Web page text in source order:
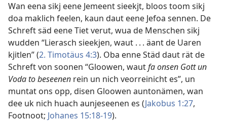
Wan eena sikj eene Jemeent sieekjt, bloos toom sikj
doa maklich feelen, kaun daut eene Jefoa sennen. De
Schreft säd eene Tiet verut, wua de Menschen sikj
wudden “Lierasch sieekjen, waut . . . äant de Uaren
kjitlen” (2. Timotäus 4:3). Oba enne Städ daut rät de
Schreft von soonen “Gloowen, wautfa onsen Gott un
Voda to beseenen rein un nich veorreinicht es”, un
muntat ons opp, disen Gloowen auntonämen, wan
dee uk nich huach aunjeseenen es (Jakobus 1:27,
Footnoot; Johanes 15:18-19).